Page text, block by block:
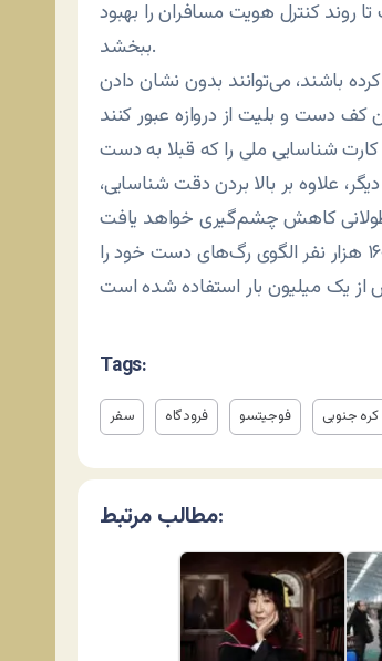
گرفت تا روند کنترل هویت مسافران را بهبود
ببخشد.
باشند، می‌توانند بدون نشان دادن
شناسایی ملی را که قبلا به دست
علاوه بر بالا بردن دقت شناسایی،
این سامانه که از اواخر سال گذشته میلادی شروع به کار کرده و تا کنون ۱۶۰ هزار نفر الگوی رگ‌های دست خود را
Tags:
سفر فرودگاه فوجیتسو کره جنوبی
مطالب مرتبط: